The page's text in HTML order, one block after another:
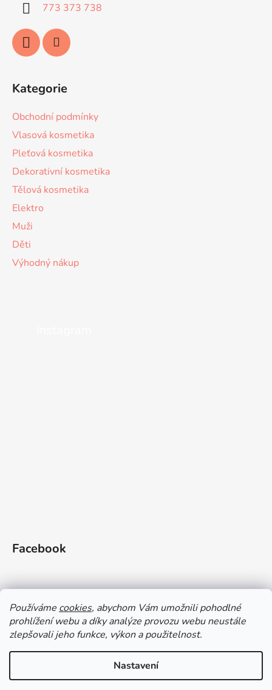
Používáme cookies, abychom Vám umožnili pohodlné
prohlížení webu a díky analýze provozu webu neustále
zlepšovali jeho funkce, výkon a použitelnost.
Nastavení
773 373 738
Kategorie
Obchodní podmínky
Vlasová kosmetika
Pleťová kosmetika
Dekorativní kosmetika
Tělová kosmetika
Elektro
Muži
Děti
Výhodný nákup
Facebook
Doprava a platba Vrácení zboží Obchodní podmínky
Zásady ochrany OÚ a GDPR Magazín Kontakty